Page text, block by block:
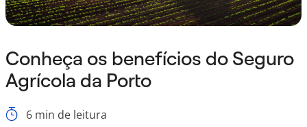
Conheça os benefícios do Seguro
Agrícola da Porto
6 min de leitura